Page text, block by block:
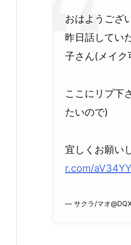
おはようござ
昨日話してい
子さん(メイク
ここにリプ下
たいので)
宜しくお願い
r.com/
— サクラ/マオ